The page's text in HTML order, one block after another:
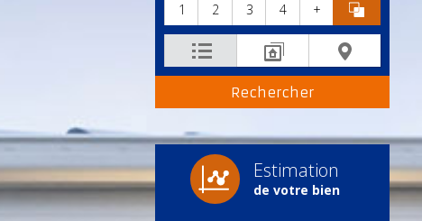
1 2 3 4 +
Estimation
de votre bien